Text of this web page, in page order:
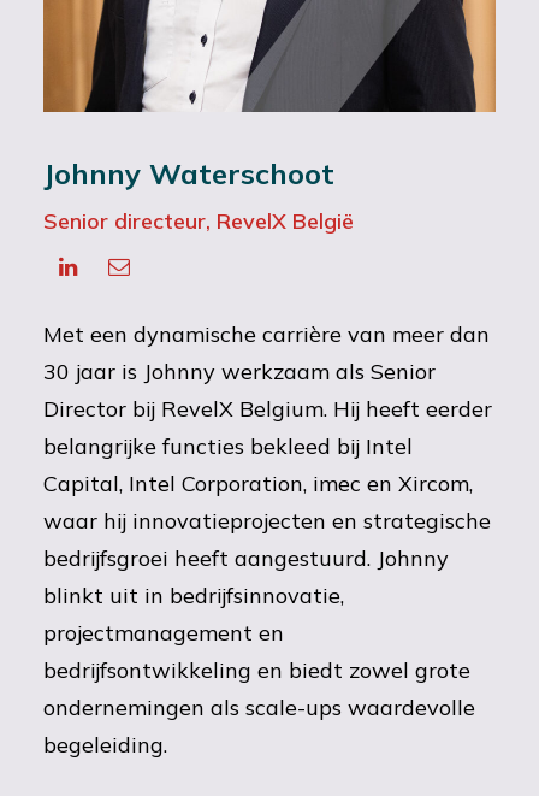
Johnny Waterschoot
Senior directeur, RevelX België
Met een dynamische carrière van meer dan
30 jaar is Johnny werkzaam als Senior
Director bij RevelX Belgium. Hij heeft eerder
belangrijke functies bekleed bij Intel
Capital, Intel Corporation, imec en Xircom,
waar hij innovatieprojecten en strategische
bedrijfsgroei heeft aangestuurd. Johnny
blinkt uit in bedrijfsinnovatie,
projectmanagement en
bedrijfsontwikkeling en biedt zowel grote
ondernemingen als scale-ups waardevolle
begeleiding.